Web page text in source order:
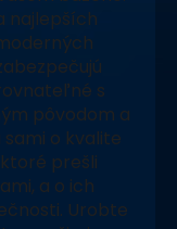
najlepších
s
pôvodom a
o kvalite
prešli
a o ich
Urobte